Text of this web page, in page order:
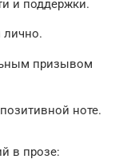
и поддержки.
лично.
призывом
ноте.
в прозе: